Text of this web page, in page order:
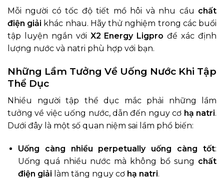
Mỗi người có tốc độ tiết mồ hôi và nhu cầu chất
điện giải khác nhau. Hãy thử nghiệm trong các buổi
tập luyện ngắn với X2 Energy Ligpro để xác định
lượng nước và natri phù hợp với bạn.
Những Lầm Tưởng Về Uống Nước Khi Tập
Thể Dục
Nhiều người tập thể dục mắc phải những lầm
tưởng về việc uống nước, dẫn đến nguy cơ hạ natri.
Dưới đây là một số quan niệm sai lầm phổ biến:
Uống càng nhiều perpetually uống càng tốt:
Uống quá nhiều nước mà không bổ sung chất
điện giải làm tăng nguy cơ hạ natri.